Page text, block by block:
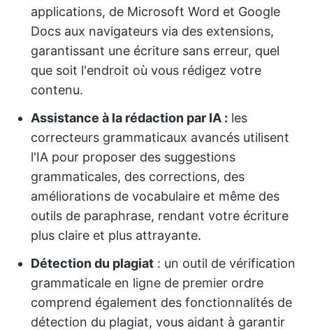
applications, de Microsoft Word et Google
Docs aux navigateurs via des extensions,
garantissant une écriture sans erreur, quel
que soit l'endroit où vous rédigez votre
contenu.
Assistance à la rédaction par IA : les
correcteurs grammaticaux avancés utilisent
l'IA pour proposer des suggestions
grammaticales, des corrections, des
améliorations de vocabulaire et même des
outils de paraphrase, rendant votre écriture
plus claire et plus attrayante.
Détection du plagiat : un outil de vérification
grammaticale en ligne de premier ordre
comprend également des fonctionnalités de
détection du plagiat, vous aidant à garantir